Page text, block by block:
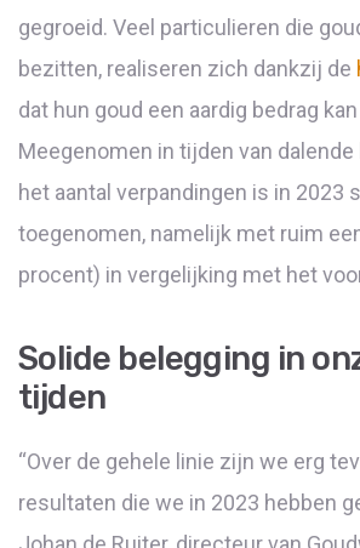
gegroeid. Veel particulieren die
bezitten, realiseren zich dankzij de
dat hun goud een aardig bedrag
Meegenomen in tijden van dalende
het aantal verpandingen is in 2023
toegenomen, namelijk met ruim
procent) in vergelijking met het
Solide belegging in
tijden
“Over de gehele linie zijn we erg
resultaten die we in 2023 hebben